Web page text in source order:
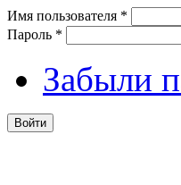
Имя пользователя *
Пароль *
Забыли